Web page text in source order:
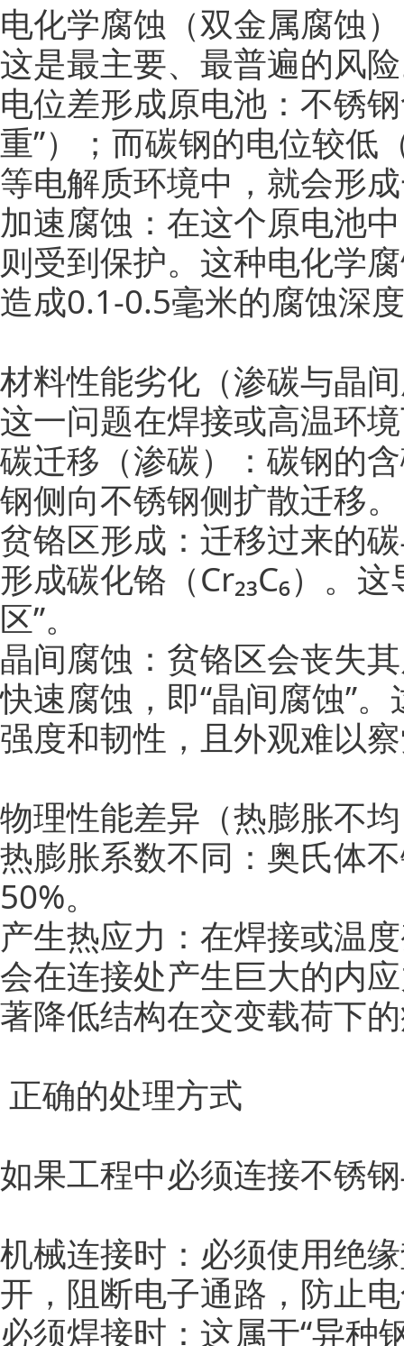
电化学腐蚀（双金属腐蚀）
这是最主要、最普遍的风
电位差形成原电池：不锈
重”）；而碳钢的电位较低
等电解质环境中，就会形
加速腐蚀：在这个原电池
则受到保护。这种电化学
造成0.1-0.5毫米的腐蚀深
材料性能劣化（渗碳与晶
这一问题在焊接或高温环
碳迁移（渗碳）：碳钢的
钢侧向不锈钢侧扩散迁移。
贫铬区形成：迁移过来的
形成碳化铬（Cr₂₃C₆）。
区”。
晶间腐蚀：贫铬区会丧失
快速腐蚀，即“晶间腐蚀”
强度和韧性，且外观难以
物理性能差异（热膨胀不
热膨胀系数不同：奥氏体
50%。
产生热应力：在焊接或温
会在连接处产生巨大的内
著降低结构在交变载荷下
正确的处理方式
如果工程中必须连接不锈
机械连接时：必须使用绝
开，阻断电子通路，防止
必须焊接时：这属于“异种